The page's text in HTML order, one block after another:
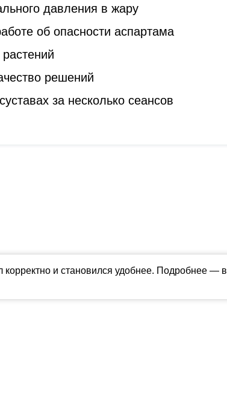
и становился удобнее. Подробнее — в
давления в жару
об опасности аспартама
решений
за несколько сеансов